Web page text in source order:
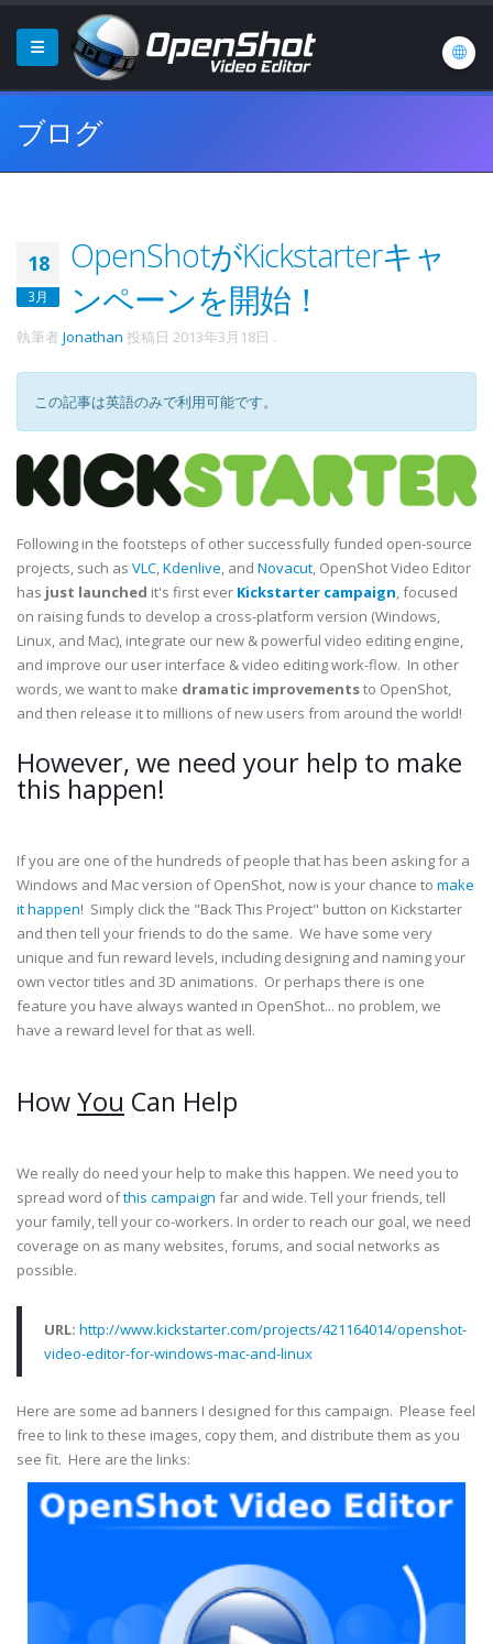
ブログ
18
3月
OpenShotがKickstarterキャ
ンペーンを開始！
執筆者 Jonathan 投稿日 2013年3月18日 .
この記事は英語のみで利用可能です。
Following in the footsteps of other successfully funded open-source
projects, such as VLC,Kdenlive, and Novacut, OpenShot Video Editor
has just launched it's first ever Kickstarter campaign, focused
on raising funds to develop a cross-platform version (Windows,
Linux, and Mac), integrate our new & powerful video editing engine,
and improve our user interface & video editing work-flow. In other
words, we want to make dramatic improvementsto OpenShot,
and then release it to millions of new users from around the world!
However, we need your help to make
this happen!
If you are one of the hundreds of people that has been asking for a
Windows and Mac version of OpenShot, now is your chance to make
it happen! Simply click the "Back This Project" button on Kickstarter
and then tell your friends to do the same. We have some very
unique and fun reward levels, including designing and naming your
own vector titles and 3D animations. Or perhaps there is one
feature you have always wanted in OpenShot... no problem, we
have a reward level for that as well.
HowYou Can Help
We really do need your help to make this happen. We need you to
spread word ofthis campaign far and wide. Tell your friends, tell
your family, tell your co-workers. In order to reach our goal, we need
coverage on as many websites, forums, and social networks as
possible.
URL: http://www.kickstarter.com/projects/421164014/openshot-
video-editor-for-windows-mac-and-linux
Here are some ad banners I designed for this campaign. Please feel
free to link to these images, copy them, and distribute them as you
see fit. Here are the links: